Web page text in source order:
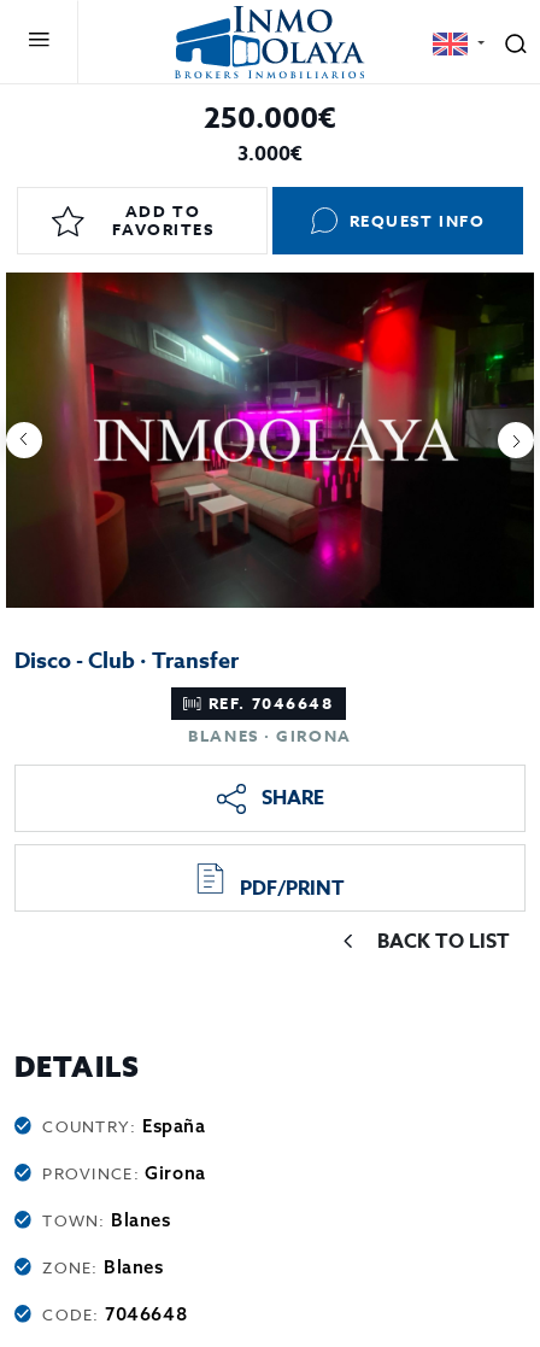
250.000€
3.000€
ADD TO
FAVORITES
REQUEST INFO
Disco - Club · Transfer
REF. 7046648
BLANES · GIRONA
SHARE
PDF/PRINT
BACK TO LIST
DETAILS
COUNTRY: España
PROVINCE:Girona
TOWN: Blanes
ZONE: Blanes
CODE:7046648